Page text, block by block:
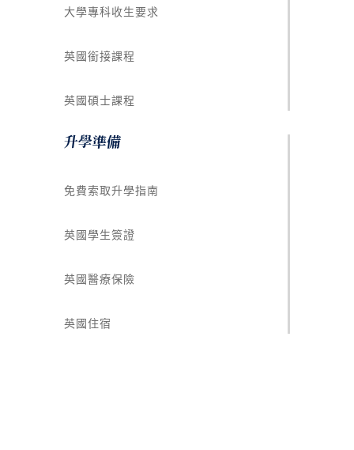
大學專科收生要求
英國銜接課程
英國碩士課程
升學準備
免費索取升學指南
英國學生簽證
英國醫療保險
英國住宿